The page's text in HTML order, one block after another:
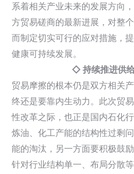
系着相关产业未来的发展方向
方贸易磋商的最新进展，对整
而制定切实可行的应对措施，
健康可持续发展。
◇ 持续推进供
贸易摩擦的根本仍是双方相关
终还是要靠内生动力。此次贸
性改革之际，也正是国内石化
炼油、化工产能的结构性过剩
能的淘汰，另一方面要积极鼓励
针对行业结构单一、布局分散